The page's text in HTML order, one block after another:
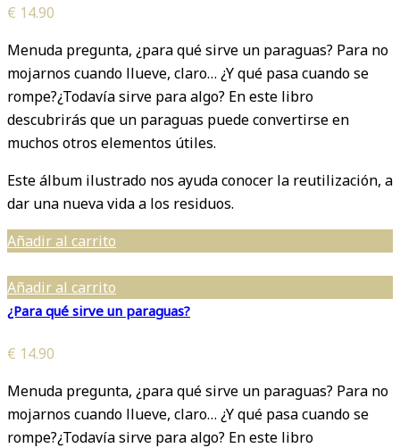
€ 14.90
Menuda pregunta, ¿para qué sirve un paraguas? Para no
mojarnos cuando llueve, claro… ¿Y qué pasa cuando se
rompe?¿Todavía sirve para algo? En este libro
descubrirás que un paraguas puede convertirse en
muchos otros elementos útiles.
Este álbum ilustrado nos ayuda conocer la reutilización, a
dar una nueva vida a los residuos.
Añadir al carrito
Añadir al carrito
¿Para qué sirve un paraguas?
€ 14.90
Menuda pregunta, ¿para qué sirve un paraguas? Para no
mojarnos cuando llueve, claro… ¿Y qué pasa cuando se
rompe?¿Todavía sirve para algo? En este libro